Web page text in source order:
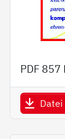
PDF 857